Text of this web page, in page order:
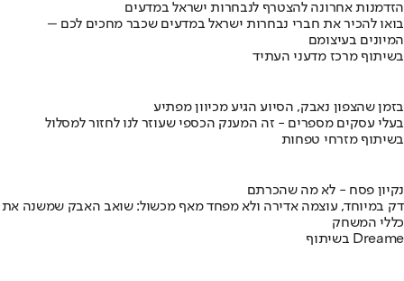
הזדמנות אחרונה להצטרף לנבחרות ישראל במדעים
בואו להכיר את חברי נבחרות ישראל במדעים שכבר מחכים לכם –
המיונים בעיצומם
בשיתוף מרכז מדעני העתיד
בזמן שהצפון נאבק, הסיוע הגיע מכיוון מפתיע
בעלי עסקים מספרים - זה המענק הכספי שעוזר לנו לחזור למסלול
בשיתוף מזרחי טפחות
נקיון פסח - לא מה שהכרתם
דק במיוחד, עוצמה אדירה ולא מפחד מאף מכשול: שואב האבק שמשנה את
כללי המשחק
בשיתוף Dreame